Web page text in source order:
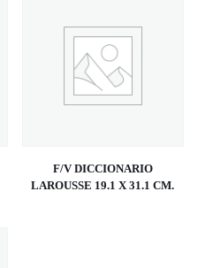
F/V DICCIONARIO
LAROUSSE 19.1 X 31.1 CM.